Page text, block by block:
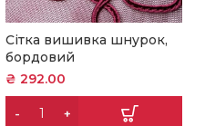
Сітка вишивка шнурок,
бордовий
₴ 292.00